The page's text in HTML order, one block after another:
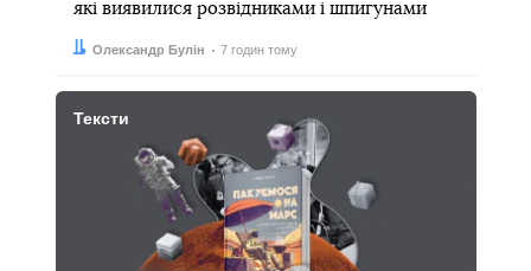
які виявилися розвідниками і шпигунами
Автор:
Олександр Булін
Дата: 7 годин тому
Тексти